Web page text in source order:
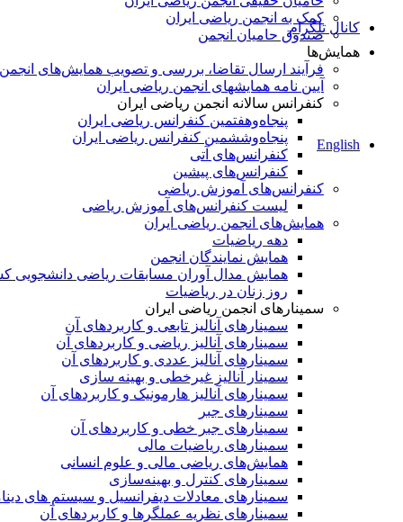
کانال تلگرام
English
کمک به انجمن ریاضی ایران
صندوق حامیان انجمن
همایش‌ها
فرآیند ارسال تقاضا، بررسی و تصویب همایش‌های انجمن
آیین نامه همایشهای انجمن ریاضی ایران
کنفرانس‌ سالانه انجمن ریاضی ایران
پنجاه‌و‌هفتمین کنفرانس ریاضی ایران
پنجاه‌و‌ششمین کنفرانس ریاضی ایران
کنفرانس‌های آتی
کنفرانس‎‌های پیشین
کنفرانس‌های آموزش ریاضی
لیست کنفرانس‌های آموزش ریاضی
همایش‌های انجمن ریاضی ایران
دهه ریاضیات
همایش نمایندگان انجمن
همایش مدال آوران مسابقات ریاضی دانشجویی
روز زنان در ریاضیات
سمینارهای انجمن ریاضی ایران
سمینارهای آنالیز تابعی و کاربردهای آن
سمینارهای آنالیز ریاضی و کاربردهای آن
سمینارهای آنالیز عددی و کاربردهای آن
سمینار آنالیز غیرخطی و بهینه سازی
سمینارهای آنالیز هارمونیک و کاربردهای آن
سمینار‌های جبر
سمینارهای جبر خطی و کاربردهای آن
سمینار‌های ریاضیات مالی
همایش‌های ریاضی مالی و علوم انسانی
سمینارهای کنترل و بهینه‌سازی
سمینارهای معادلات دیفرانسیل و سیستم های
سمینار‌های نظریه عملگرها و کاربردهای آن